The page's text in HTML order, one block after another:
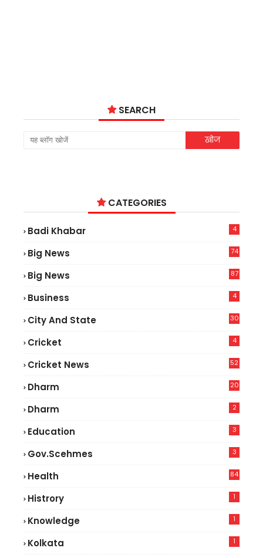
SEARCH
CATEGORIES
Badi Khabar 4
Big News
74
Big News
87
Business 4
City And State 30
Cricket 4
Cricket News
52
Dharm 20
Dharm 2
Education 3
Gov.scehmes 3
Health
84
Histrory 1
Knowledge 1
Kolkata 1